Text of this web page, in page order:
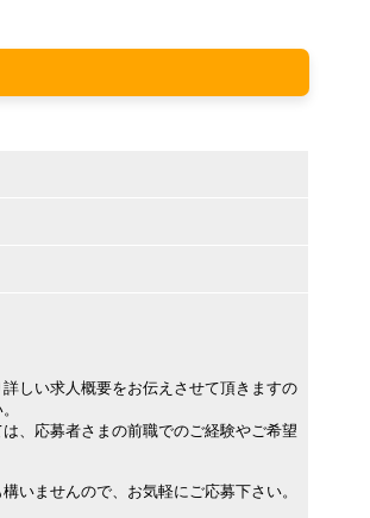
しい求人概要をお伝えさせて頂きますの
、応募者さまの前職でのご経験やご希望
いませんので、お気軽にご応募下さい。